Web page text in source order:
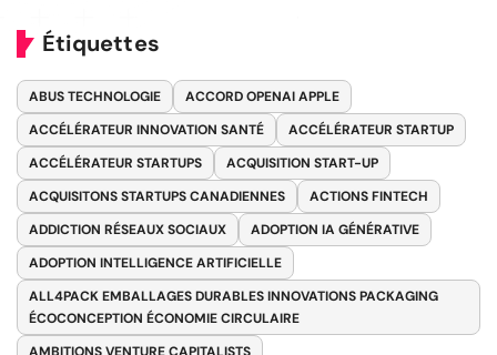
Étiquettes
ABUS TECHNOLOGIE
ACCORD OPENAI APPLE
ACCÉLÉRATEUR INNOVATION SANTÉ
ACCÉLÉRATEUR STARTUP
ACCÉLÉRATEUR STARTUPS
ACQUISITION START-UP
ACQUISITONS STARTUPS CANADIENNES
ACTIONS FINTECH
ADDICTION RÉSEAUX SOCIAUX
ADOPTION IA GÉNÉRATIVE
ADOPTION INTELLIGENCE ARTIFICIELLE
ALL4PACK EMBALLAGES DURABLES INNOVATIONS PACKAGING
ÉCOCONCEPTION ÉCONOMIE CIRCULAIRE